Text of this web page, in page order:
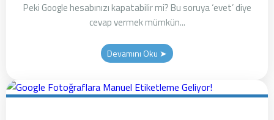
Peki Google hesabınızı kapatabilir mi? Bu soruya ‘evet’ diye
cevap vermek mümkün...
Devamını Oku ➤